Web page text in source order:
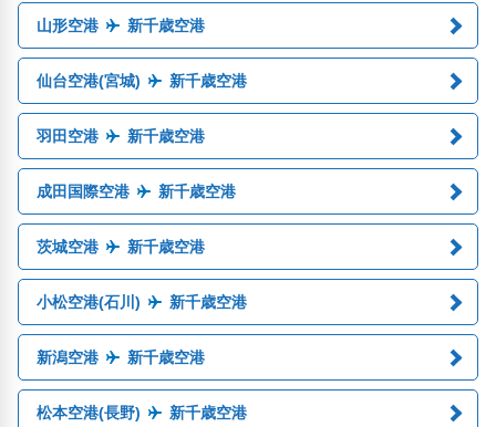
山形空港 新千歳空港
仙台空港(宮城) 新千歳空港
羽田空港 新千歳空港
成田国際空港 新千歳空港
茨城空港 新千歳空港
小松空港(石川) 新千歳空港
新潟空港 新千歳空港
松本空港(長野) 新千歳空港